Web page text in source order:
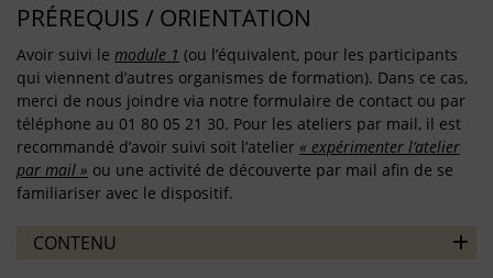
PRÉREQUIS / ORIENTATION
Avoir suivi le module 1 (ou l’équivalent, pour les participants
qui viennent d’autres organismes de formation). Dans ce cas,
merci de nous joindre via notre formulaire de contact ou par
téléphone au 01 80 05 21 30. Pour les ateliers par mail, il est
recommandé d’avoir suivi soit l’atelier « expérimenter l’atelier
par mail » ou une activité de découverte par mail afin de se
familiariser avec le dispositif.
CONTENU